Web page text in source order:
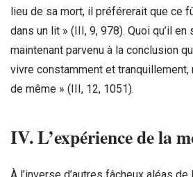
lieu de sa mort, il préférerait que ce
dans un lit » (III, 9, 978). Quoi qu’il
maintenant parvenu à la conclusion
vivre constamment et tranquillement,
de même » (III, 12, 1051).
IV. L’expérience de la